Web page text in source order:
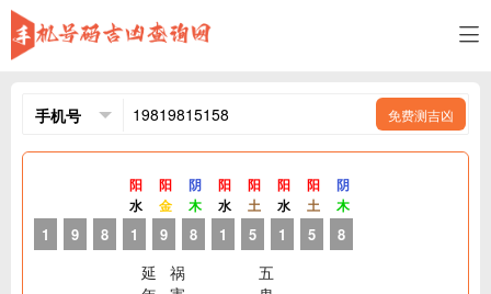
免费测吉凶
1 9 8
阳
水
1
阳
金
9
延
阴
木
8
祸
阳
水
1
阳
土
5
阳
水
1
阳
土
5
阴
木
8
五